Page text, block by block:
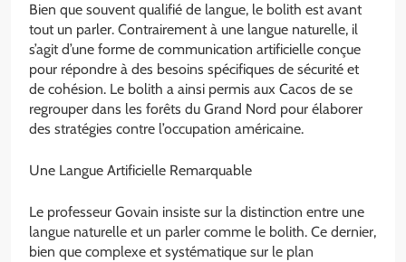
Bien que souvent qualifié de langue, le bolith est avant
tout un parler. Contrairement à une langue naturelle, il
s’agit d’une forme de communication artificielle conçue
pour répondre à des besoins spécifiques de sécurité et
de cohésion. Le bolith a ainsi permis aux Cacos de se
regrouper dans les forêts du Grand Nord pour élaborer
des stratégies contre l’occupation américaine.
Une Langue Artificielle Remarquable
Le professeur Govain insiste sur la distinction entre une
langue naturelle et un parler comme le bolith. Ce dernier,
bien que complexe et systématique sur le plan